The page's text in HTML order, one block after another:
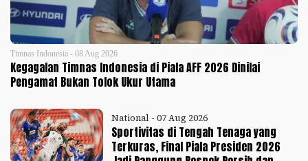
Timnas Indonesia - 08 Aug 2026
Kegagalan Timnas Indonesia di Piala AFF 2026 Dinilai
Pengamat Bukan Tolok Ukur Utama
National - 07 Aug 2026
Sportivitas di Tengah Tenaga yang
Terkuras, Final Piala Presiden 2026